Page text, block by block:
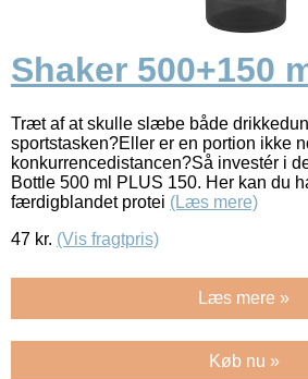
Shaker 500+150
Træt af at skulle slæbe både
sportstasken?Eller er en portion ikke
konkurrencedistancen?Så investér i
Bottle 500 ml PLUS 150. Her kan du
færdigblandet protei (Læs mere)
47 kr. (Vis fragtpris)
Læs mere »
Køb nu »